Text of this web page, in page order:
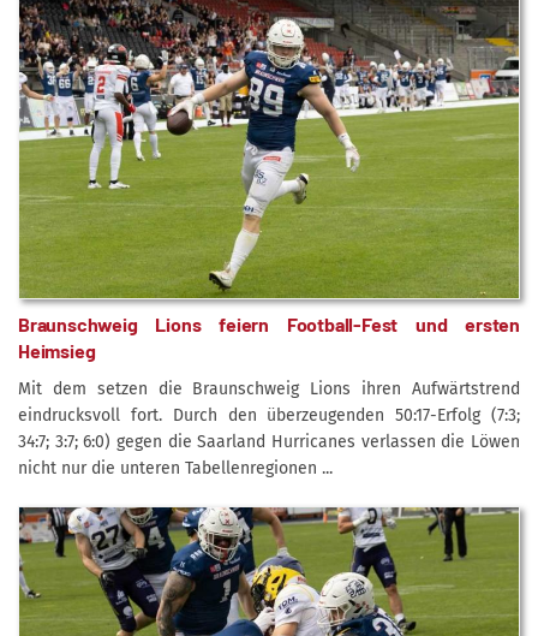
Braunschweig Lions feiern Football-Fest und ersten
Heimsieg
Mit dem setzen die Braunschweig Lions ihren Aufwärtstrend
eindrucksvoll fort. Durch den überzeugenden 50:17-Erfolg (7:3;
34:7; 3:7; 6:0) gegen die Saarland Hurricanes verlassen die Löwen
nicht nur die unteren Tabellenregionen ...